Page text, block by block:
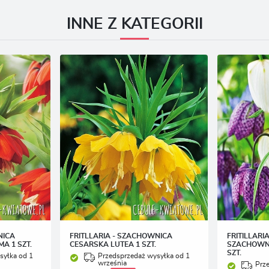
INNE Z KATEGORII
1 SZT.
od 1
FRITLLARIA - SZACHOWNICA
CESARSKA LUTEA 1 SZT.
Przedsprzedaż wysyłka od 1
września
SZT.